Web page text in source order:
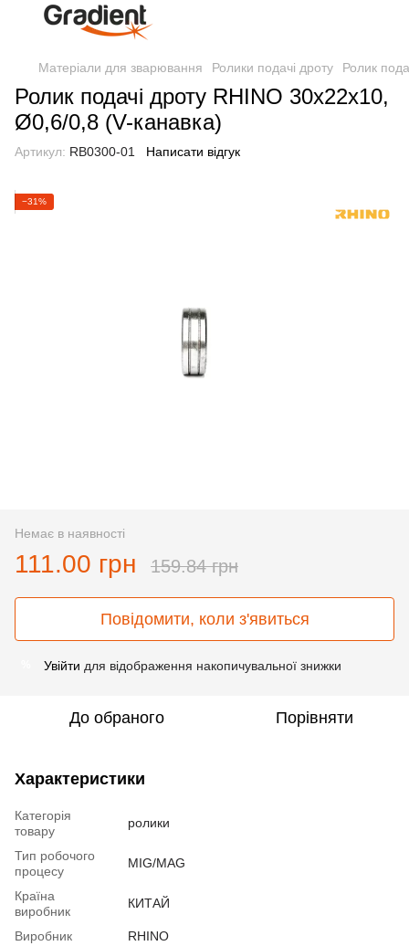
Матеріали для зварювання Ролики подачі дроту Ролик
Ролик подачі дроту RHINO 30х22х10,
Ø0,6/0,8 (V-канавка)
Артикул: RB0300-01 Написати відгук
−31%
Немає в наявності
111.00 грн 159.84 грн
Повідомити, коли з'явиться
Увійти для відображення накопичувальної знижки
До обраного Порівняти
Характеристики
Категорія
товару
ролики
Тип робочого
процесу
MIG/MAG
Країна
виробник
КИТАЙ
Виробник
RHINO